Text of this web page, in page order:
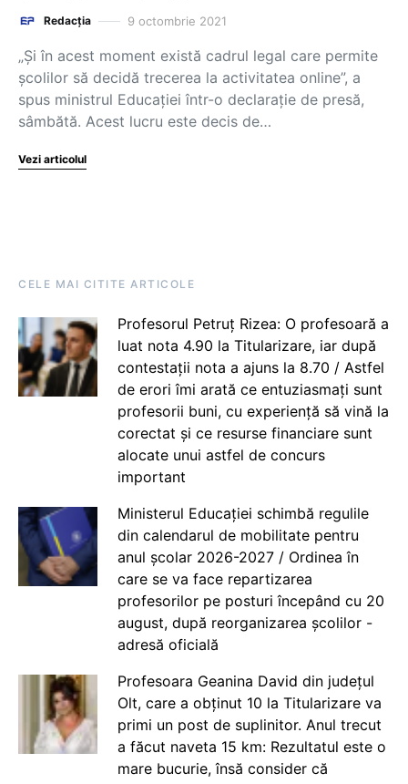
Redacția 9 octombrie 2021
„Și în acest moment există cadrul legal care permite
școlilor să decidă trecerea la activitatea online”, a
spus ministrul Educației într-o declarație de presă,
sâmbătă. Acest lucru este decis de…
Vezi articolul
CELE MAI CITITE ARTICOLE
Profesorul Petruț Rizea: O profesoară a
luat nota 4.90 la Titularizare, iar după
contestații nota a ajuns la 8.70 / Astfel
de erori îmi arată ce entuziasmați sunt
profesorii buni, cu experiență să vină la
corectat și ce resurse financiare sunt
alocate unui astfel de concurs
important
Ministerul Educației schimbă regulile
din calendarul de mobilitate pentru
anul școlar 2026-2027 / Ordinea în
care se va face repartizarea
profesorilor pe posturi începând cu 20
august, după reorganizarea școlilor -
adresă oficială
Profesoara Geanina David din județul
Olt, care a obținut 10 la Titularizare va
primi un post de suplinitor. Anul trecut
a făcut naveta 15 km: Rezultatul este o
mare bucurie, însă consider că